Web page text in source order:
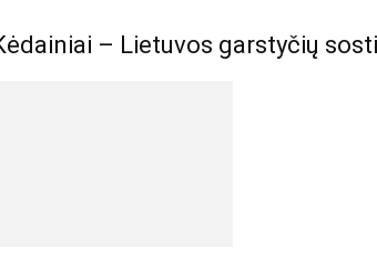
– Lietuvos garstyčių